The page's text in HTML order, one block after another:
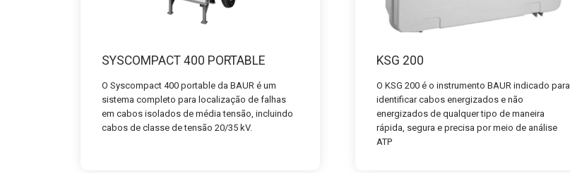
SYSCOMPACT 400 PORTABLE
O Syscompact 400 portable da BAUR é um
sistema completo para localização de falhas
em cabos isolados de média tensão, incluindo
cabos de classe de tensão 20/35 kV.
KSG 200
O KSG 200 é o instrumento BAUR indicado para
identificar cabos energizados e não
energizados de qualquer tipo de maneira
rápida, segura e precisa por meio de análise
ATP